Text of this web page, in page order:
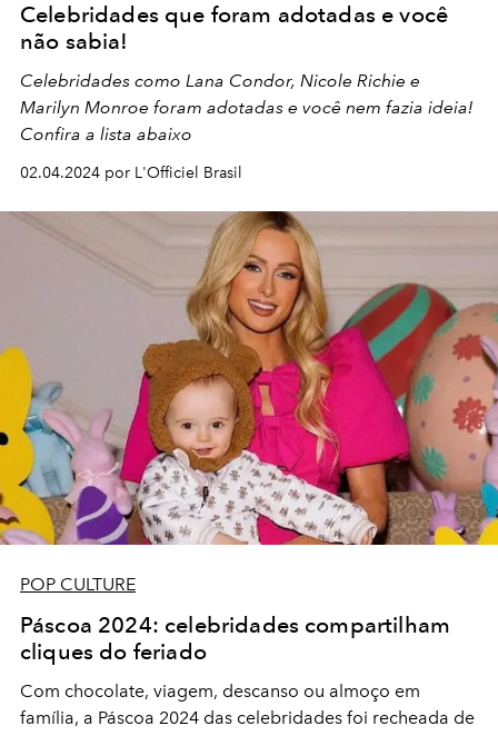
Celebridades que foram adotadas e você
não sabia!
Celebridades como Lana Condor, Nicole Richie e
Marilyn Monroe foram adotadas e você nem fazia ideia!
Confira a lista abaixo
02.04.2024 por L'Officiel Brasil
POP CULTURE
Páscoa 2024: celebridades compartilham
cliques do feriado
Com chocolate, viagem, descanso ou almoço em
família, a Páscoa 2024 das celebridades foi recheada de